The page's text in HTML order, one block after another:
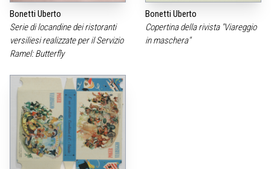
Bonetti Uberto
Serie di locandine dei ristoranti
versiliesi realizzate per il Servizio
Ramel: Butterfly
Bonetti Uberto
Copertina della rivista "Viareggio
in maschera"